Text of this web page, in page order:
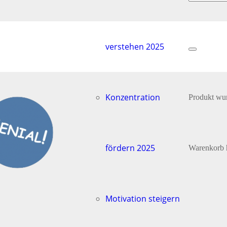
verstehen 2025
Konzentration
fördern 2025
Motivation steigern
Produkt
Warenkorb